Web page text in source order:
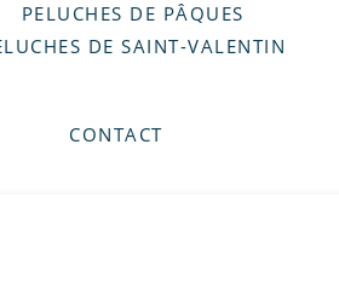
PELUCHES DE PÂQUES
DE SAINT-VALENTIN
CONTACT